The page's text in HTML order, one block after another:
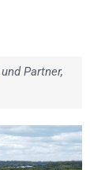
Partner,